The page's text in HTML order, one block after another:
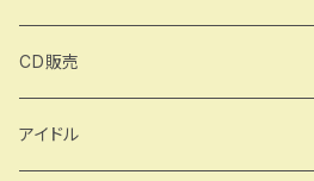
CD販売
アイドル